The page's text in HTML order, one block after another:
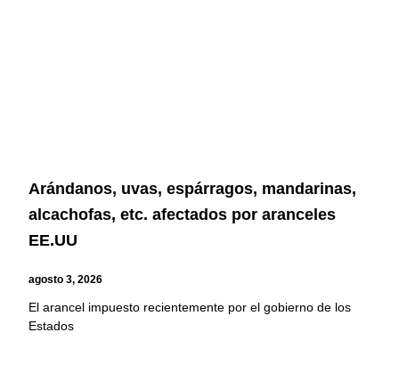
Arándanos, uvas, espárragos, mandarinas,
alcachofas, etc. afectados por aranceles
EE.UU
agosto 3, 2026
El arancel impuesto recientemente por el gobierno de los
Estados